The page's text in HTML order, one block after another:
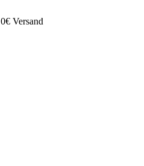
0€ Versand